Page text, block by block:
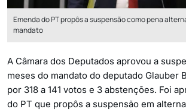
Emenda do PT propôs a suspensão como pena
mandato
A Câmara dos Deputados aprovou a
meses do mandato do deputado Glauber
por 318 a 141 votos e 3 abstenções. Foi
do PT que propôs a suspensão em